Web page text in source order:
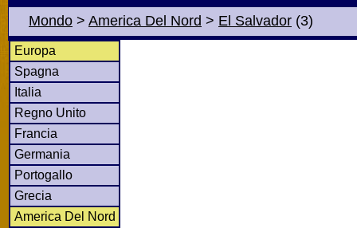
Mondo > America Del Nord > El Salvador (3)
Europa
Spagna
Italia
Regno Unito
Francia
Germania
Portogallo
Grecia
America Del Nord